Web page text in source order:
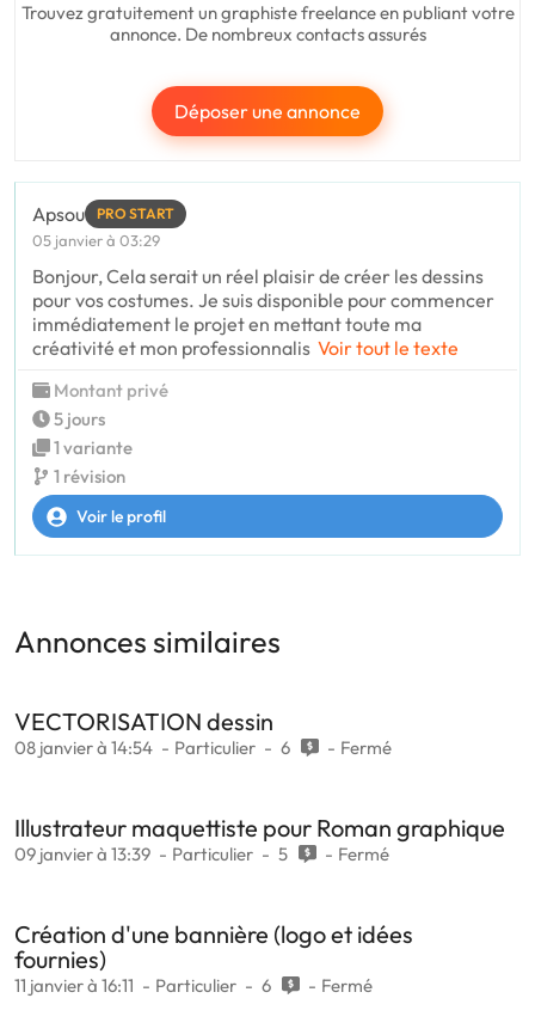
Trouvez gratuitement un graphiste freelance en publiant votre
annonce. De nombreux contacts assurés
Déposer une annonce
Apsou PRO START
05 janvier à 03:29
Bonjour, Cela serait un réel plaisir de créer les dessins
pour vos costumes. Je suis disponible pour commencer
immédiatement le projet en mettant toute ma
créativité et mon professionnalis Voir tout le texte
Montant privé
5 jours
1 variante
1 révision
Voir le profil
Annonces similaires
VECTORISATION dessin
08 janvier à 14:54 Particulier 6 Fermé
Illustrateur maquettiste pour Roman graphique
09 janvier à 13:39 Particulier 5 Fermé
Création d'une bannière (logo et idées
fournies)
11 janvier à 16:11 Particulier 6 Fermé